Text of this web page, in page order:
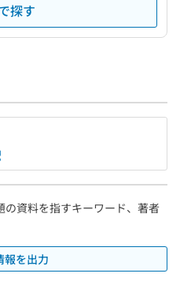
探す
の資料を指すキーワード、著者
報を出力